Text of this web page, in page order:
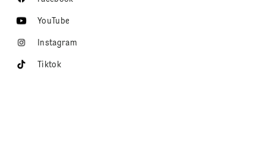
YouTube
Instagram
Tiktok